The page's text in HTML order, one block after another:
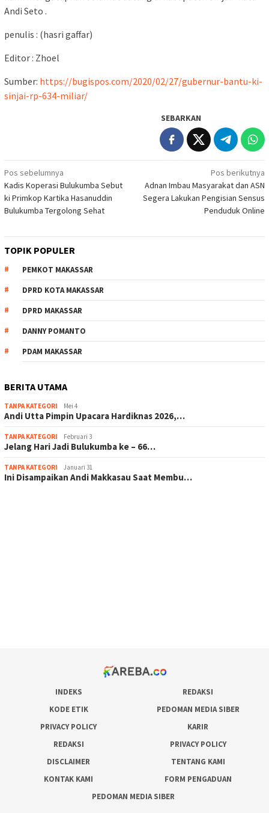
Andi Seto .
penulis : (hasri gaffar)
Editor : Zhoel
Sumber: https://bugispos.com/2020/02/27/gubernur-bantu-ki-
sinjai-rp-634-miliar/
SEBARKAN
Navigasi
pos
Pos sebelumnya
Kadis Koperasi Bulukumba Sebut
ki Primkop Kartika Hasanuddin
Bulukumba Tergolong Sehat
Pos berikutnya
Adnan Imbau Masyarakat dan ASN
Segera Lakukan Pengisian Sensus
Penduduk Online
TOPIK POPULER
PEMKOT MAKASSAR
DPRD KOTA MAKASSAR
DPRD MAKASSAR
DANNY POMANTO
PDAM MAKASSAR
BERITA UTAMA
TANPA KATEGORI Mei 4
Andi Utta Pimpin Upacara Hardiknas 2026,…
TANPA KATEGORI Februari 3
Jelang Hari Jadi Bulukumba ke – 66…
TANPA KATEGORI Januari 31
Ini Disampaikan Andi Makkasau Saat Membu…
INDEKS
REDAKSI
KODE ETIK
PEDOMAN MEDIA SIBER
PRIVACY POLICY
KARIR
REDAKSI
PRIVACY POLICY
DISCLAIMER
TENTANG KAMI
KONTAK KAMI
FORM PENGADUAN
PEDOMAN MEDIA SIBER